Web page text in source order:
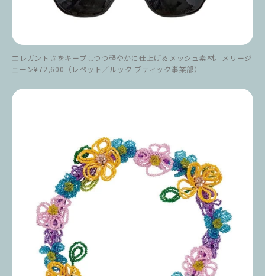
エレガントさをキープしつつ軽やかに仕上げるメッシュ素材。メリージ
ェーン¥72,600（レペット／ルック ブティック事業部）